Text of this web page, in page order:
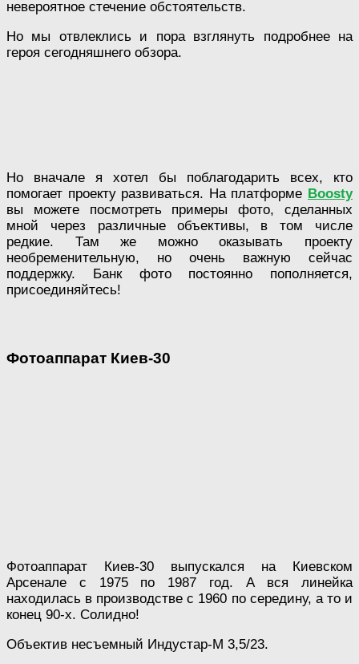
невероятное стечение обстоятельств.
Но мы отвлеклись и пора взглянуть подробнее на
героя сегодняшнего обзора.
Но вначале я хотел бы поблагодарить всех, кто
помогает проекту развиваться. На платформе Boosty
вы можете посмотреть примеры фото, сделанных
мной через различные объективы, в том числе
редкие. Там же можно оказывать проекту
необременительную, но очень важную сейчас
поддержку. Банк фото постоянно пополняется,
присоединяйтесь!
Фотоаппарат Киев-30
Фотоаппарат Киев-30 выпускался на Киевском
Арсенале с 1975 по 1987 год. А вся линейка
находилась в производстве с 1960 по середину, а то и
конец 90-х. Солидно!
Объектив несъемный Индустар-М 3,5/23.